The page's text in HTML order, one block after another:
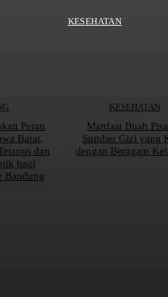
KESEHATAN
Peran
Barat,
dan
bagi
Bandung
KESEHATAN
Manfaat Buah
Sumber Gizi yang
dengan Beragam